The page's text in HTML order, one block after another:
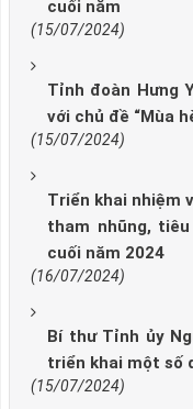
cuối năm
(15/07/2024)
Tỉnh đoàn Hưng
với chủ đề “Mùa
(15/07/2024)
Triển khai nhiệm
tham nhũng,
cuối năm 2024
(16/07/2024)
Bí thư Tỉnh ủy
triển khai một số
(15/07/2024)